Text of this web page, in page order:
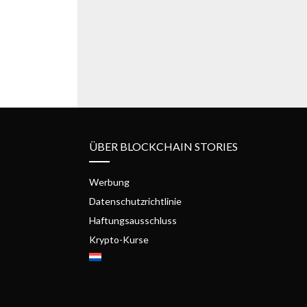
ÜBER BLOCKCHAIN STORIES
Werbung
Datenschutzrichtlinie
Haftungsausschluss
Krypto-Kurse